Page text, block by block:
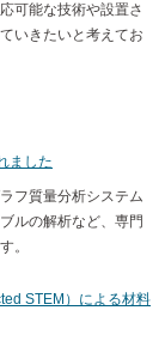
可能な技術や設置さ
いきたいと考えてお
ました
フ質量分析システム
ルの解析など、専門
。
STEM）による材料